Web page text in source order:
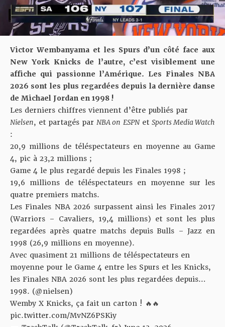
Victor Wembanyama et les Spurs d’un côté face aux
New York Knicks de l’autre, c’est visiblement une
affiche qui passionne l’Amérique. Les Finales NBA
2026 sont les plus regardées depuis la dernière danse
de Michael Jordan en 1998 !
Les derniers chiffres viennent d’être publiés par
Nielsen, et partagés par NBA on ESPNet Sports Media Watch
:
20,9 millions de téléspectateurs en moyenne au Game
4, pic à 23,2 millions ;
Game 4 le plus regardé depuis les Finales 1998 ;
19,6 millions de téléspectateurs en moyenne sur les
quatre premiers matchs.
Les Finales NBA 2026 surpassent ainsi les Finales 2017
(Warriors – Cavaliers, 19,4 millions) et sont les plus
regardées après quatre matchs depuis Bulls – Jazz en
1998 (26,9 millions en moyenne).
Avec quasiment 21 millions de téléspectateurs en
moyenne pour le Game 4 entre les Spurs et les Knicks,
les Finales NBA 2026 sont les plus regardées depuis…
1998. (@nielsen)
Wemby X Knicks, ça fait un carton ! 🔥🔥
pic.twitter.com/MvNZ6PSKiy